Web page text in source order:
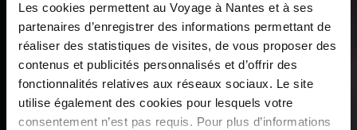
Les cookies permettent au Voyage à Nantes et à ses
partenaires d’enregistrer des informations permettant de
réaliser des statistiques de visites, de vous proposer des
contenus et publicités personnalisés et d’offrir des
fonctionnalités relatives aux réseaux sociaux. Le site
utilise également des cookies pour lesquels votre
consentement n’est pas requis. Pour plus d’informations